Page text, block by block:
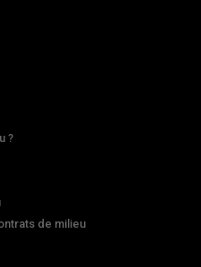
?
de milieu